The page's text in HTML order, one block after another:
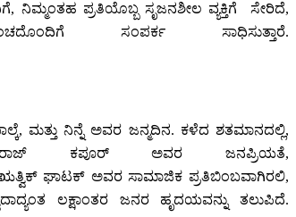
ನಿಮ್ಮಂತಹ ಪ್ರತಿಯೊಬ್ಬ ಸೃಜನಶೀಲ ವ್ಯಕ್ತಿಗೆ ಸೇರಿದೆ,
ಸಂಪರ್ಕ ಸಾಧಿಸುತ್ತಾರೆ.
ಮತ್ತು ನಿನ್ನೆ ಅವರ ಜನ್ಮದಿನ. ಕಳೆದ ಶತಮಾನದಲ್ಲಿ,
ರಾಜ್ ಕಪೂರ್ ಅವರ ಜನಪ್ರಿಯತೆ,
ಋತ್ವಿಕ್ ಘಾಟಕ್ ಅವರ ಸಾಮಾಜಿಕ ಪ್ರತಿಬಿಂಬವಾಗಿರಲಿ,
ಲಕ್ಷಾಂತರ ಜನರ ಹೃದಯವನ್ನು ತಲುಪಿದೆ.